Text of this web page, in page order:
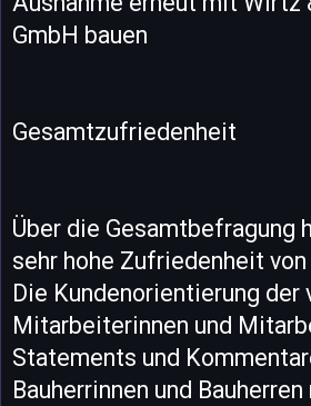
GmbH bauen
Gesamtzufriedenheit
Über die Gesamtbefragung
sehr hohe Zufriedenheit
Die Kundenorientierung
Mitarbeiterinnen und
Statements und
Bauherrinnen und